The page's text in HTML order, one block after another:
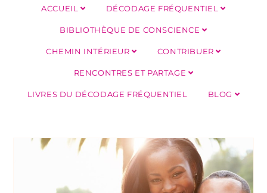
ACCUEIL DÉCODAGE FRÉQUENTIEL
BIBLIOTHÈQUE DE CONSCIENCE
CHEMIN INTÉRIEUR CONTRIBUER
RENCONTRES ET PARTAGE
LIVRES DU DÉCODAGE FRÉQUENTIEL BLOG